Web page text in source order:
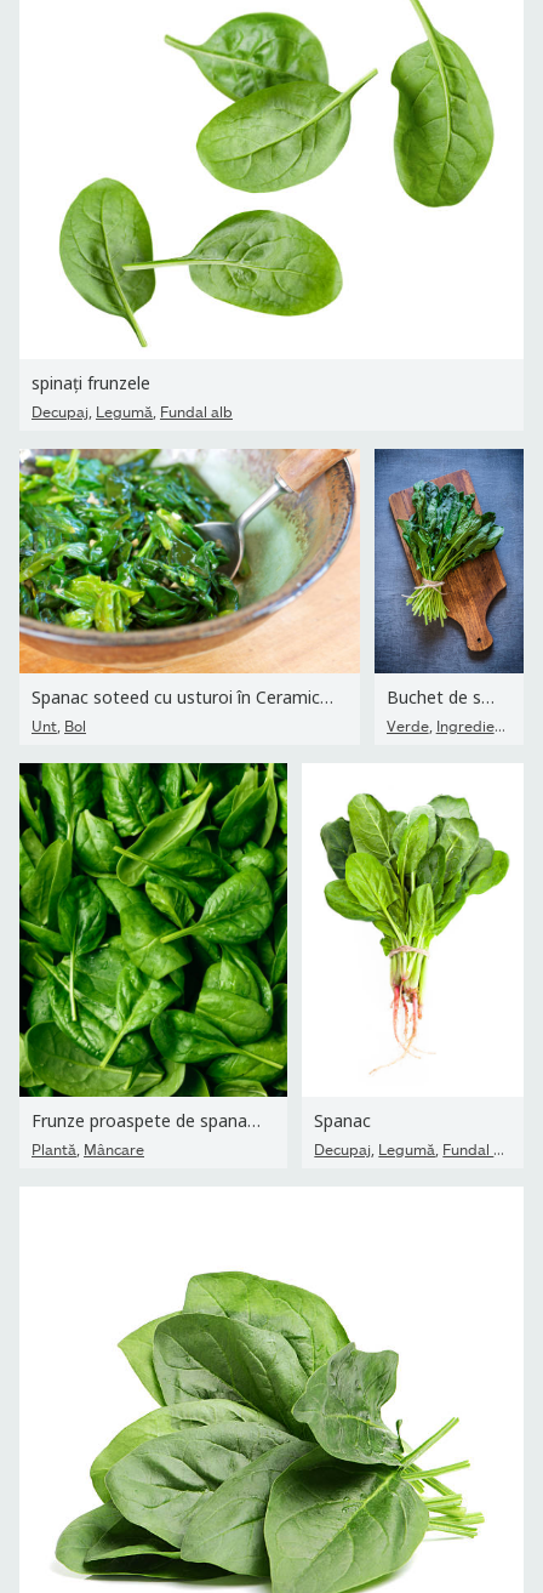
spinați frunzele
Decupaj, Legumă, Fundal alb
Spanac soteed cu usturoi în Ceramica Bowl
Unt, Bol
Buchet de spanac și placă de tăiere pe tablă gri închis
Verde, Ingredient
Frunze proaspete de spanac verde pentru copii.
Plantă, Mâncare
Spanac
Decupaj, Legumă, Fundal alb